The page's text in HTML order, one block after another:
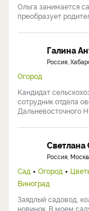
Ольга занимается
преобразует
Галина
Россия,
Огород
Кандидат
сотрудник отдела
Дальневосточного
Россия,
Сад Огород
Виноград
Заядлый садовод,
новинок. В моем